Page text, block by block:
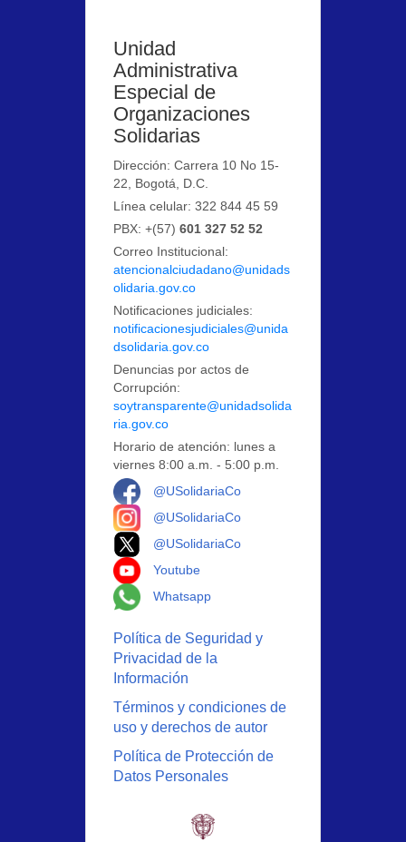
Unidad
Administrativa
Especial de
Organizaciones
Solidarias
Dirección: Carrera 10 No 15-
22, Bogotá, D.C.
Línea celular: 322 844 45 59
PBX: +(57)601 327 52 52
Correo Institucional:
atencionalciudadano@unidads
olidaria.gov.co
Notificaciones judiciales:
notificacionesjudiciales@unida
dsolidaria.gov.co
Denuncias por actos de
Corrupción:
soytransparente@unidadsolida
ria.gov.co
Horario de atención: lunes a
viernes 8:00 a.m. - 5:00 p.m.
@USolidariaCo
@USolidariaCo
@USolidariaCo
Youtube
Whatsapp
Política de Seguridad y
Privacidad de la
Información
Términos y condiciones de
uso y derechos de autor
Política de Protección de
Datos Personales